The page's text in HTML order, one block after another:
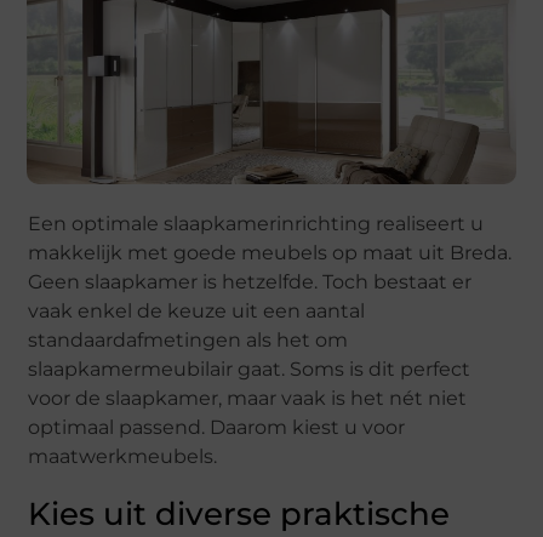
Een optimale slaapkamerinrichting realiseert u
makkelijk met goede meubels op maat uit Breda.
Geen slaapkamer is hetzelfde. Toch bestaat er
vaak enkel de keuze uit een aantal
standaardafmetingen als het om
slaapkamermeubilair gaat. Soms is dit perfect
voor de slaapkamer, maar vaak is het nét niet
optimaal passend. Daarom kiest u voor
maatwerkmeubels.
Kies uit diverse praktische